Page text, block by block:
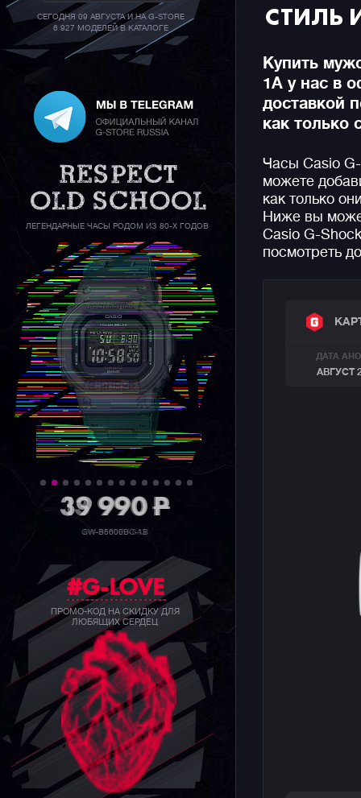
СЕГОДНЯ 09 АВГУСТА И НА G-STORE
6 927 МОДЕЛЕЙ В КАТАЛОГЕ
ЛЕГЕНДАРНЫЕ ЧАСЫ РОДОМ ИЗ 80-Х ГОДОВ
39 990P
GW-B5600BC-1B
#G-LOVE
ПРОМО-КОД НА СКИДКУ ДЛЯ
ЛЮБЯЩИХ СЕРДЕЦ
СТИЛЬ
Купить
1A у нас в
доставкой
как только
Часы Casio
можете
как только
Ниже вы
Casio G-
посмотреть
ДАТА
АВГУСТ